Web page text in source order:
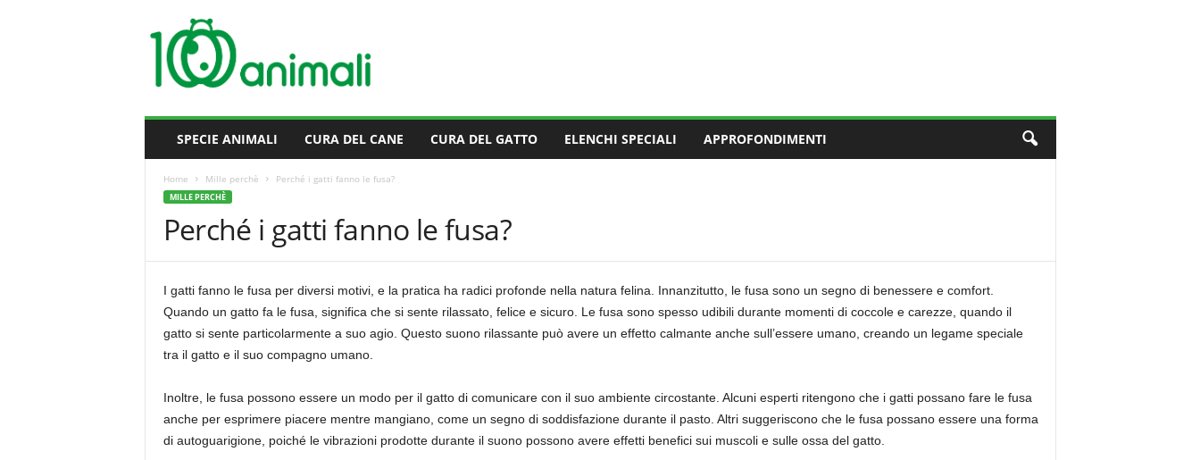
SPECIE ANIMALI CURA DEL CANE CURA DEL GATTO ELENCHI SPECIALI APPROFONDIMENTI
Home Mille perchè Perché i gatti fanno le fusa?
MILLE PERCHÈ
Perché i gatti fanno le fusa?
I gatti fanno le fusa per diversi motivi, e la pratica ha radici profonde nella natura felina. Innanzitutto, le fusa sono un segno di benessere e comfort.
Quando un gatto fa le fusa, significa che si sente rilassato, felice e sicuro. Le fusa sono spesso udibili durante momenti di coccole e carezze, quando il
gatto si sente particolarmente a suo agio. Questo suono rilassante può avere un effetto calmante anche sull’essere umano, creando un legame speciale
tra il gatto e il suo compagno umano.
Inoltre, le fusa possono essere un modo per il gatto di comunicare con il suo ambiente circostante. Alcuni esperti ritengono che i gatti possano fare le fusa
anche per esprimere piacere mentre mangiano, come un segno di soddisfazione durante il pasto. Altri suggeriscono che le fusa possano essere una forma
di autoguarigione, poiché le vibrazioni prodotte durante il suono possono avere effetti benefici sui muscoli e sulle ossa del gatto.